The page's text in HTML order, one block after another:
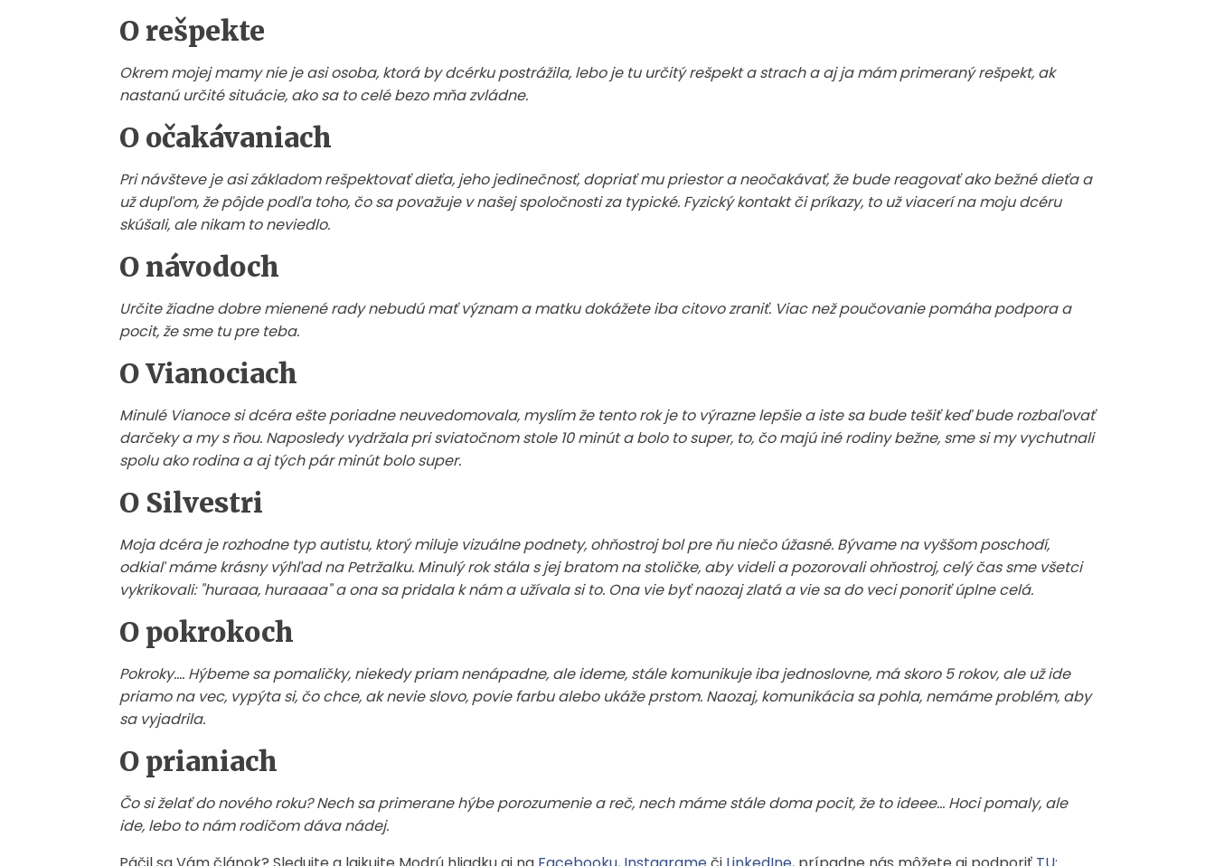
O rešpekte
Okrem mojej mamy nie je asi osoba, ktorá by dcérku postrážila, lebo je tu určitý rešpekt a strach a aj ja mám primeraný rešpekt, ak
nastanú určité situácie, ako sa to celé bezo mňa zvládne.
O očakávaniach
Pri návšteve je asi základom rešpektovať dieťa, jeho jedinečnosť, dopriať mu priestor a neočakávať, že bude reagovať ako bežné dieťa a
už dupľom, že pôjde podľa toho, čo sa považuje v našej spoločnosti za typické. Fyzický kontakt či príkazy, to už viacerí na moju dcéru
skúšali, ale nikam to neviedlo.
O návodoch
Určite žiadne dobre mienené rady nebudú mať význam a matku dokážete iba citovo zraniť. Viac než poučovanie pomáha podpora a
pocit, že sme tu pre teba.
O Vianociach
Minulé Vianoce si dcéra ešte poriadne neuvedomovala, myslím že tento rok je to výrazne lepšie a iste sa bude tešiť keď bude rozbaľovať
darčeky a my s ňou. Naposledy vydržala pri sviatočnom stole 10 minút a bolo to super, to, čo majú iné rodiny bežne, sme si my vychutnali
spolu ako rodina a aj tých pár minút bolo super.
O Silvestri
Moja dcéra je rozhodne typ autistu, ktorý miluje vizuálne podnety, ohňostroj bol pre ňu niečo úžasné. Bývame na vyššom poschodí,
odkiaľ máme krásny výhľad na Petržalku. Minulý rok stála s jej bratom na stoličke, aby videli a pozorovali ohňostroj, celý čas sme všetci
vykrikovali: "huraaa, huraaaa" a ona sa pridala k nám a užívala si to. Ona vie byť naozaj zlatá a vie sa do veci ponoriť úplne celá.
O pokrokoch
Pokroky.... Hýbeme sa pomaličky, niekedy priam nenápadne, ale ideme, stále komunikuje iba jednoslovne, má skoro 5 rokov, ale už ide
priamo na vec, vypýta si, čo chce, ak nevie slovo, povie farbu alebo ukáže prstom. Naozaj, komunikácia sa pohla, nemáme problém, aby
sa vyjadrila.
O prianiach
Čo si želať do nového roku? Nech sa primerane hýbe porozumenie a reč, nech máme stále doma pocit, že to ideee… Hoci pomaly, ale
ide, lebo to nám rodičom dáva nádej.